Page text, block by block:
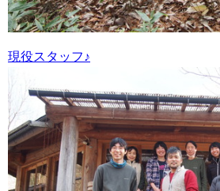
現役スタッフ♪